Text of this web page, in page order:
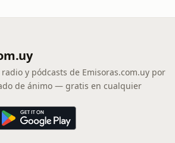
y pódcasts de Emisoras.com.uy por
de ánimo — gratis en cualquier